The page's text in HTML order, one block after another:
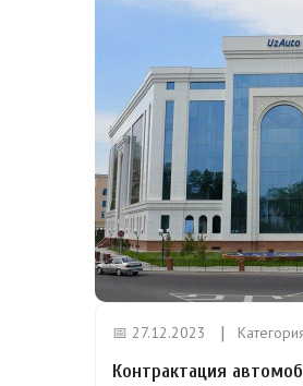
📅 27.12.2023
Контрактация